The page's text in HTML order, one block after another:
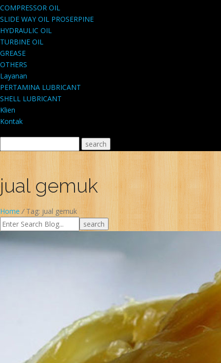
COMPRESSOR OIL
SLIDE WAY OIL PROSERPINE
HYDRAULIC OIL
TURBINE OIL
GREASE
OTHERS
Layanan
PERTAMINA LUBRICANT
SHELL LUBRICANT
Klien
Kontak
jual gemuk
Home / Tag: jual gemuk